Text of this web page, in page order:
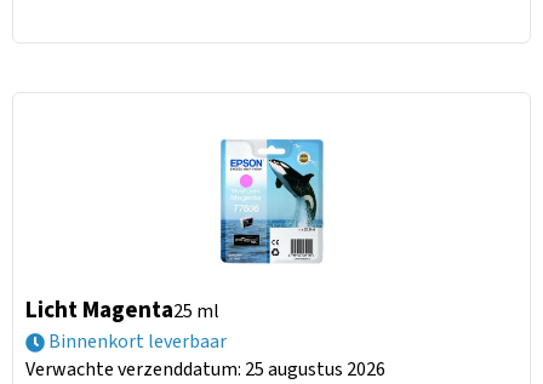
Licht Magenta25 ml
Binnenkort leverbaar
Verwachte verzenddatum: 25 augustus 2026